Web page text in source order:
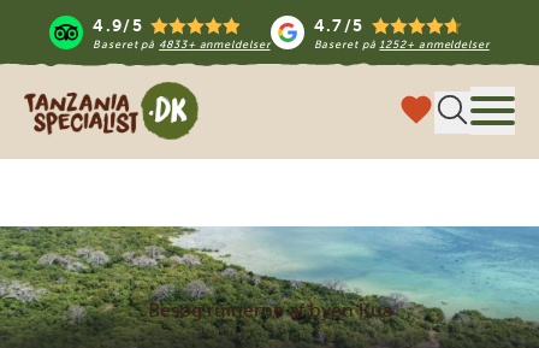
4.9/5
Baseret på 4833+ anmeldelser
4.7/5
Baseret på1252+ anmeldelser
Tanzania Specialist
Besøg ruinerne af byen Kua